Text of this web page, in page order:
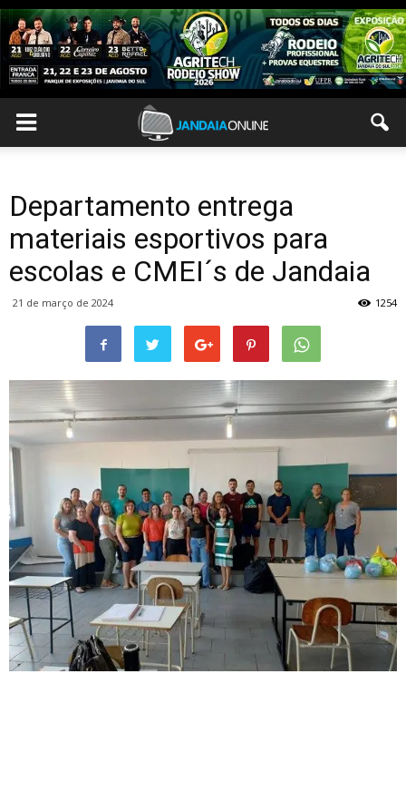
Departamento entrega
materiais esportivos para
escolas e CMEI´s de Jandaia
21 de março de 2024 1254